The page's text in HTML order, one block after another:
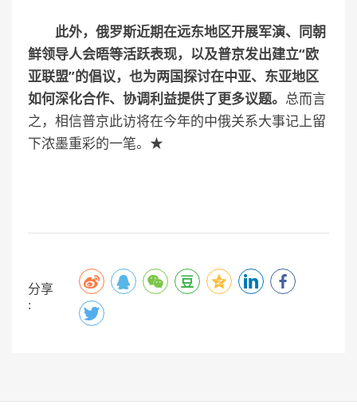
此外，俄罗斯近期在远东地区开展军演、同朝
鲜领导人会晤等活跃表现，以及普京发出建立“欧
亚联盟”的倡议，也为两国探讨在中亚、东亚地区
如何深化合作、协调利益提供了更多议题。 总而言
之，相信普京此访将在今年的中俄关系大事记上留
下浓墨重彩的一笔。★
分享
: